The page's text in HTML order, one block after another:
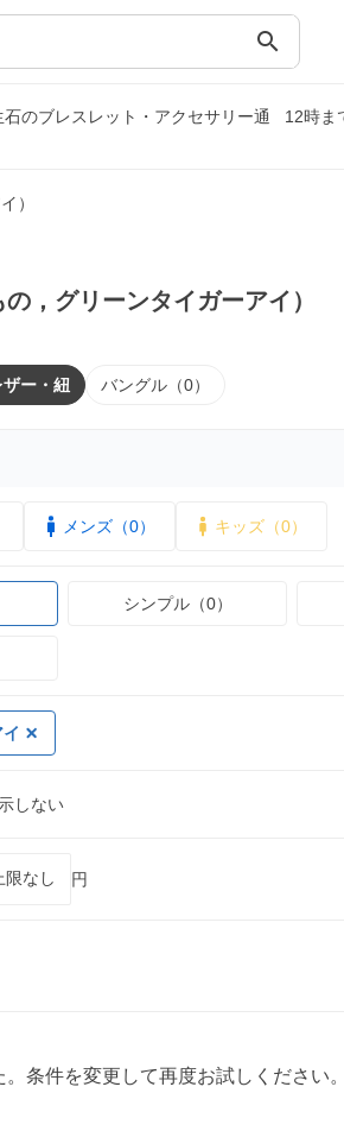
search
のブレスレット・アクセサリー通
12時ま
）
，グリーンタイガーアイ）
ザー・紐 バングル（0）
メンズ（0） キッズ（0）
シンプル（0）
しない
円
条件を変更して再度お試しください。